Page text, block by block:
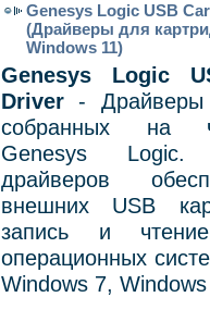
Genesys Logic USB
(Драйверы для
Windows 11)
Genesys Logic
Driver - Драйверы
собранных на
Genesys
драйверов
внешних USB
запись и
операционных
Windows 7,